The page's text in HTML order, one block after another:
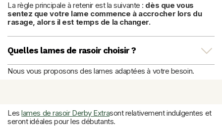
La règle principale à retenir est la suivante : dès que vous
sentez que votre lame commence à accrocher lors du
rasage, alors il est temps de la changer.
Quelles lames de rasoir choisir ?
Nous vous proposons des lames adaptées à votre besoin.
Les lames de rasoir Derby Extrasont relativement indulgentes et
seront idéales pour les débutants.